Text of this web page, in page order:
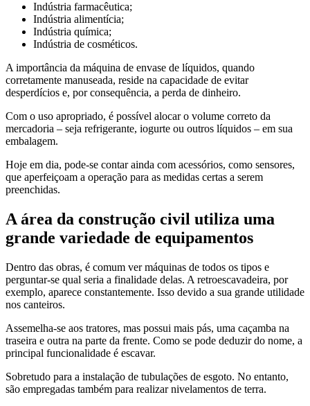
Indústria farmacêutica;
Indústria alimentícia;
Indústria química;
Indústria de cosméticos.
A importância da máquina de envase de líquidos, quando
corretamente manuseada, reside na capacidade de evitar
desperdícios e, por consequência, a perda de dinheiro.
Com o uso apropriado, é possível alocar o volume correto da
mercadoria – seja refrigerante, iogurte ou outros líquidos – em sua
embalagem.
Hoje em dia, pode-se contar ainda com acessórios, como sensores,
que aperfeiçoam a operação para as medidas certas a serem
preenchidas.
A área da construção civil utiliza uma
grande variedade de equipamentos
Dentro das obras, é comum ver máquinas de todos os tipos e
perguntar-se qual seria a finalidade delas. A retroescavadeira, por
exemplo, aparece constantemente. Isso devido a sua grande utilidade
nos canteiros.
Assemelha-se aos tratores, mas possui mais pás, uma caçamba na
traseira e outra na parte da frente. Como se pode deduzir do nome, a
principal funcionalidade é escavar.
Sobretudo para a instalação de tubulações de esgoto. No entanto,
são empregadas também para realizar nivelamentos de terra.